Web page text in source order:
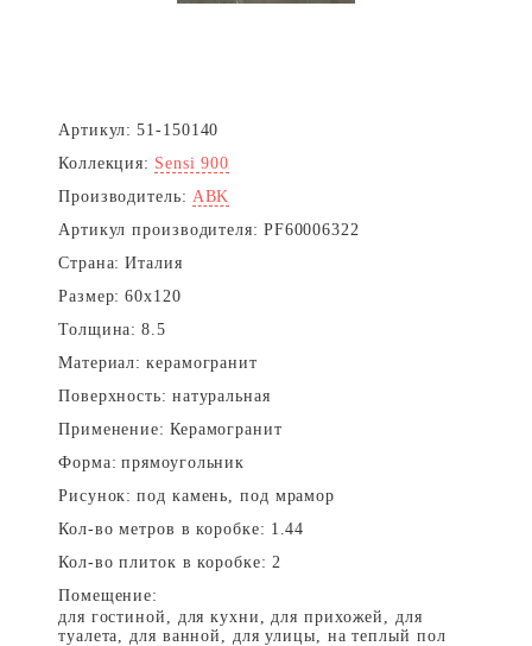
Артикул: 51-150140
Коллекция: Sensi 900
Производитель: ABK
Артикул производителя: PF60006322
Страна: Италия
Размер: 60x120
Толщина: 8.5
Материал: керамогранит
Поверхность: натуральная
Применение: Керамогранит
Форма: прямоугольник
Рисунок: под камень, под мрамор
Кол-во метров в коробке: 1.44
Кол-во плиток в коробке: 2
Помещение:
для гостиной, для кухни, для прихожей, для
туалета, для ванной, для улицы, на теплый пол